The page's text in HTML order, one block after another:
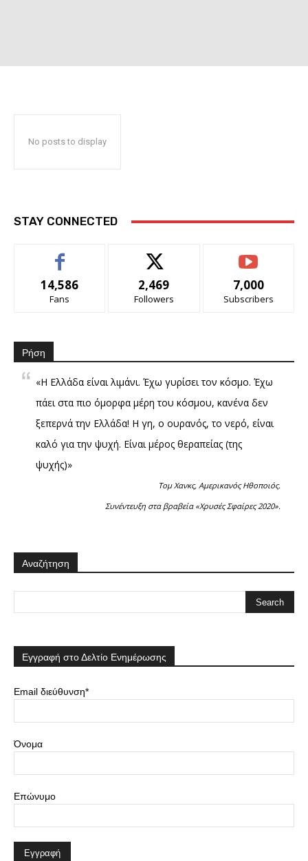
No posts to display
STAY CONNECTED
14,586
Fans
2,469
Followers
7,000
Subscribers
Ρήση
«Η Ελλάδα είναι λιμάνι. Έχω γυρίσει τον κόσμο. Έχω
πάει στα πιο όμορφα μέρη του κόσμου, κανένα δεν
ξεπερνά την Ελλάδα! Η γη, ο ουρανός, το νερό, είναι
καλό για την ψυχή. Είναι μέρος θεραπείας (της
ψυχής)»
Τομ Χανκς, Αμερικανός Ηθοποιός.
Συνέντευξη στα βραβεία «Χρυσές Σφαίρες 2020».
Αναζήτηση
Εγγραφή στο Δελτίο Ενημέρωσης
Email διεύθυνση*
Όνομα
Επώνυμο